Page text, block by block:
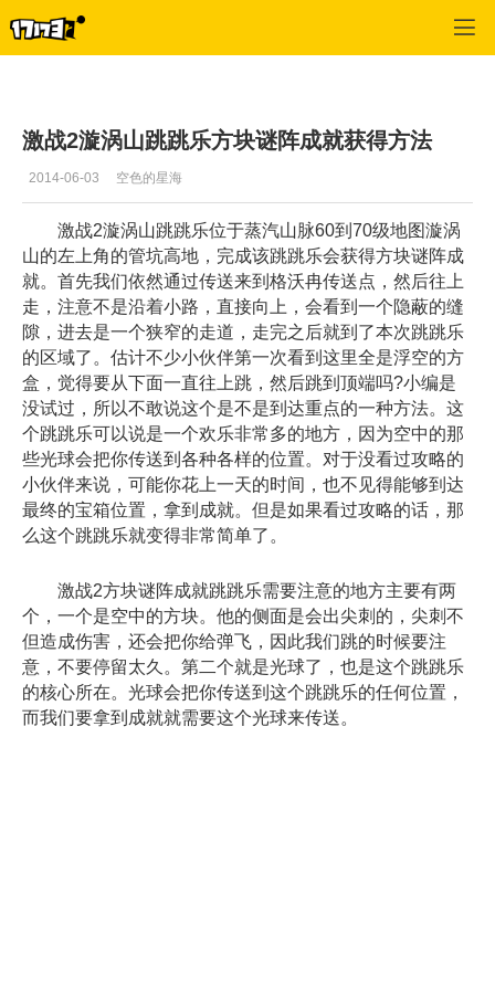
激战2漩涡山跳跳乐方块谜阵成就获得方法
2014-06-03 空色的星海
激战2漩涡山跳跳乐位于蒸汽山脉60到70级地图漩涡
山的左上角的管坑高地，完成该跳跳乐会获得方块谜阵成
就。首先我们依然通过传送来到格沃冉传送点，然后往上
走，注意不是沿着小路，直接向上，会看到一个隐蔽的缝
隙，进去是一个狭窄的走道，走完之后就到了本次跳跳乐
的区域了。估计不少小伙伴第一次看到这里全是浮空的方
盒，觉得要从下面一直往上跳，然后跳到顶端吗?小编是
没试过，所以不敢说这个是不是到达重点的一种方法。这
个跳跳乐可以说是一个欢乐非常多的地方，因为空中的那
些光球会把你传送到各种各样的位置。对于没看过攻略的
小伙伴来说，可能你花上一天的时间，也不见得能够到达
最终的宝箱位置，拿到成就。但是如果看过攻略的话，那
么这个跳跳乐就变得非常简单了。
激战2方块谜阵成就跳跳乐需要注意的地方主要有两
个，一个是空中的方块。他的侧面是会出尖刺的，尖刺不
但造成伤害，还会把你给弹飞，因此我们跳的时候要注
意，不要停留太久。第二个就是光球了，也是这个跳跳乐
的核心所在。光球会把你传送到这个跳跳乐的任何位置，
而我们要拿到成就就需要这个光球来传送。